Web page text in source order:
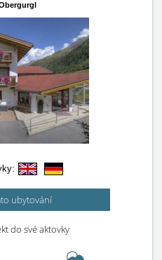
ubytování
do své aktovky